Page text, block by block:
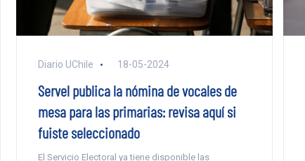
Diario UChile 18-05-2024
Servel publica la nómina de vocales de
mesa para las primarias: revisa aquí si
fuiste seleccionado
El Servicio Electoral ya tiene disponible las